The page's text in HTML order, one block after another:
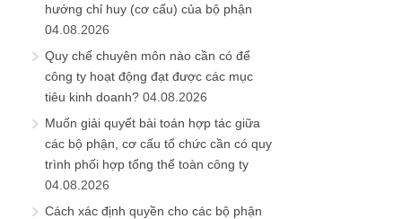
hướng chỉ huy (cơ cấu) của bộ phận
04.08.2026
Quy chế chuyên môn nào cần có để
công ty hoạt động đạt được các mục
tiêu kinh doanh? 04.08.2026
Muốn giải quyết bài toán hợp tác giữa
các bộ phận, cơ cấu tổ chức cần có quy
trình phối hợp tổng thể toàn công ty
04.08.2026
Cách xác định quyền cho các bộ phận